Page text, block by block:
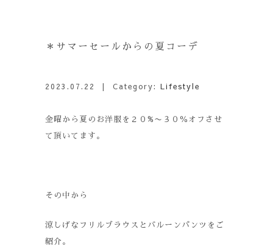
＊サマーセールからの夏コーデ
2023.07.22 | Category: Lifestyle
金曜から夏のお洋服を２０%〜３０％オフさせ
て頂いてます。
その中から
涼しげなフリルブラウスとバルーンパンツをご
紹介。